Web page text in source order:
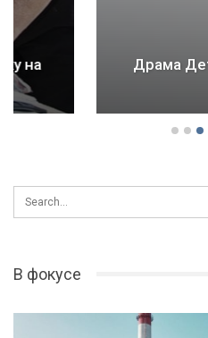
Драма Детройта:
В фокусе